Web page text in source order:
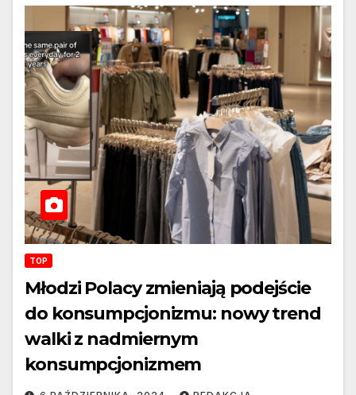
TOP
Młodzi Polacy zmieniają podejście
do konsumpcjonizmu: nowy trend
walki z nadmiernym
konsumpcjonizmem